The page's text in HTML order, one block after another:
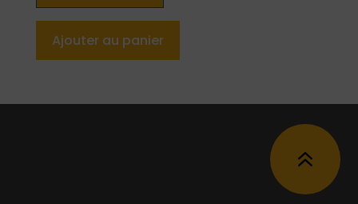
Ajouter au panier
6